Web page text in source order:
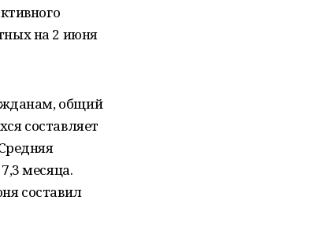
на 2 июня
общий
составляет
месяца.
составил